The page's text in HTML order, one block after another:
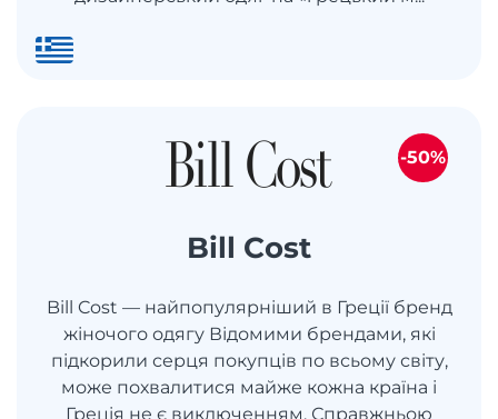
Bill Cost
Bill Cost — найпопулярніший в Греції бренд
жіночого одягу Відомими брендами, які
підкорили серця покупців по всьому світу,
може похвалитися майже кожна країна і
Греція не є виключенням. Справжньою
-50%